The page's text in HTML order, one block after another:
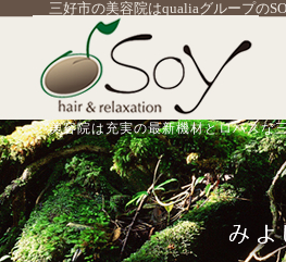
三好市の美容院はqualiaグループの
美容院は充実の最新機材とロハスな